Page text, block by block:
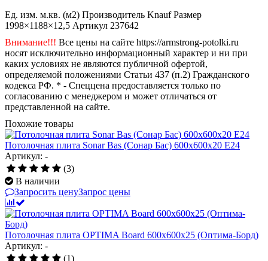
Ед. изм. м.кв. (м2) Производитель Knauf Размер
1998×1188×12,5 Артикул 237642
Внимание!!! Все цены на сайте https://armstrong-potolki.ru
носят исключительно информационный характер и ни при
каких условиях не являются публичной офертой,
определяемой положениями Статьи 437 (п.2) Гражданского
кодекса РФ. * - Спеццена предоставляется только по
согласованию с менеджером и может отличаться от
представленной на сайте.
Похожие товары
Потолочная плита Sonar Bas (Сонар Бас) 600x600x20 E24
Артикул: -
(3)
В наличии
Запросить ценуЗапрос цены
Потолочная плита OPTIMA Board 600x600x25 (Оптима-Борд)
Артикул: -
(1)